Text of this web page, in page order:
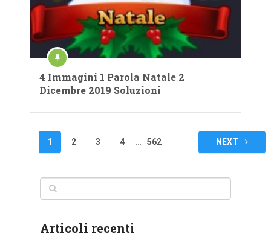
4 Immagini 1 Parola Natale 2
Dicembre 2019 Soluzioni
Navigazione
articoli
1 2 3 4 … 562 NEXT
Articoli recenti